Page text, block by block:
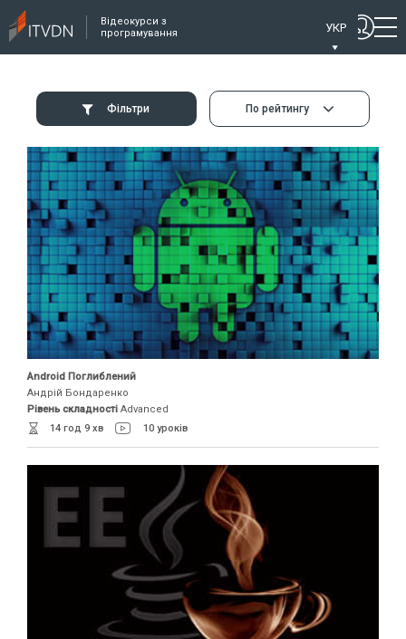
Відеокурси з
програмування
УКР
Фільтри По рейтингу
Android Поглиблений
Андрій Бондаренко
Рівень складності Advanced
14 год 9 хв
10 уроків